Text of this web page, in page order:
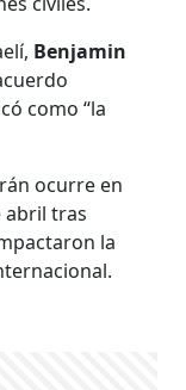
Benjamin
como “la
ocurre en
abril tras
la